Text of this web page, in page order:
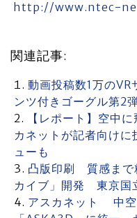
http://www.ntec-
関連記事:
動画投稿数1万の
ンツ付きゴーグル第2
【レポート】空中
カネットが記者向け
ューも
凸版印刷 質感まで
カイブ」開発 東京国
アスカネット 中空